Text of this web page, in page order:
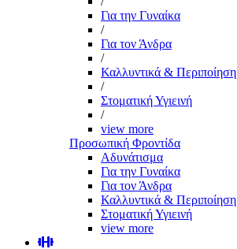
Για την Γυναίκα
/
Για τον Άνδρα
/
Καλλυντικά & Περιποίηση
/
Στοματική Υγιεινή
/
view more
Προσωπική Φροντίδα
Αδυνάτισμα
Για την Γυναίκα
Για τον Άνδρα
Καλλυντικά & Περιποίηση
Στοματική Υγιεινή
view more